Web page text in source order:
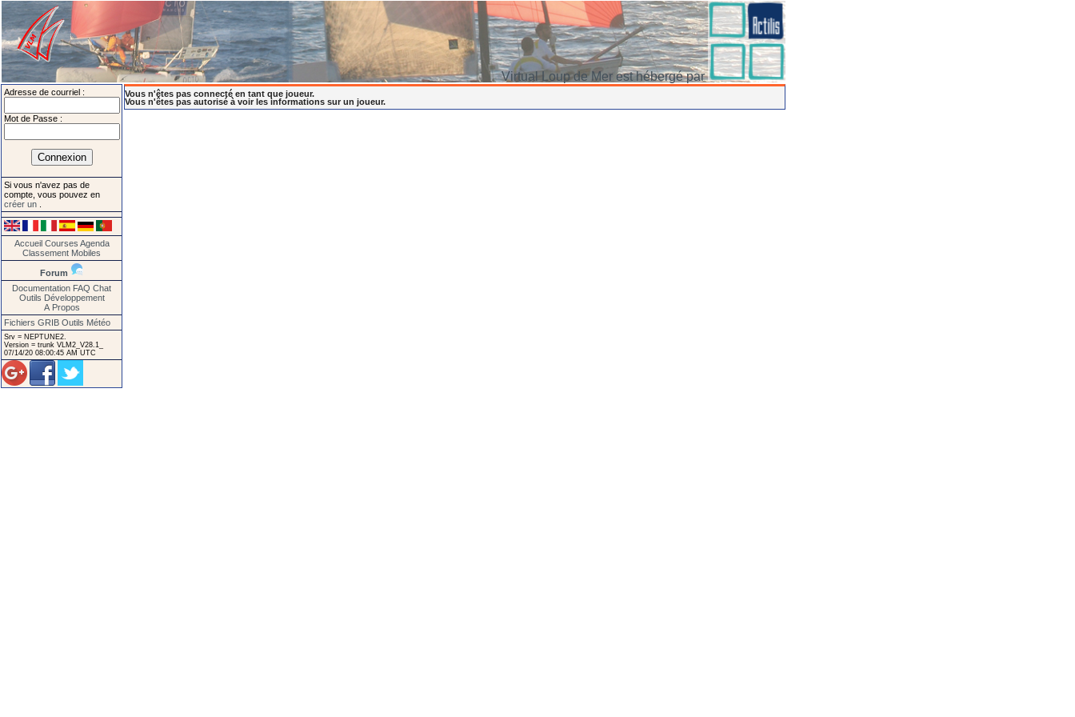
Virtual Loup de Mer est hébergé par
Adresse de courriel :
Mot de Passe :
Si vous n'avez pas de
compte, vous pouvez en
créer un
Accueil Courses Agenda
Classement Mobiles
Forum
Documentation FAQ Chat
Outils Développement
A Propos
Fichiers GRIB Outils Météo
Srv = NEPTUNE2.
Version = trunk VLM2_V28.1_
07/14/20 08:00:45 AM UTC
Vous n'êtes pas connecté en tant que joueur.
Vous n'êtes pas autorisé à voir les informations sur un joueur.